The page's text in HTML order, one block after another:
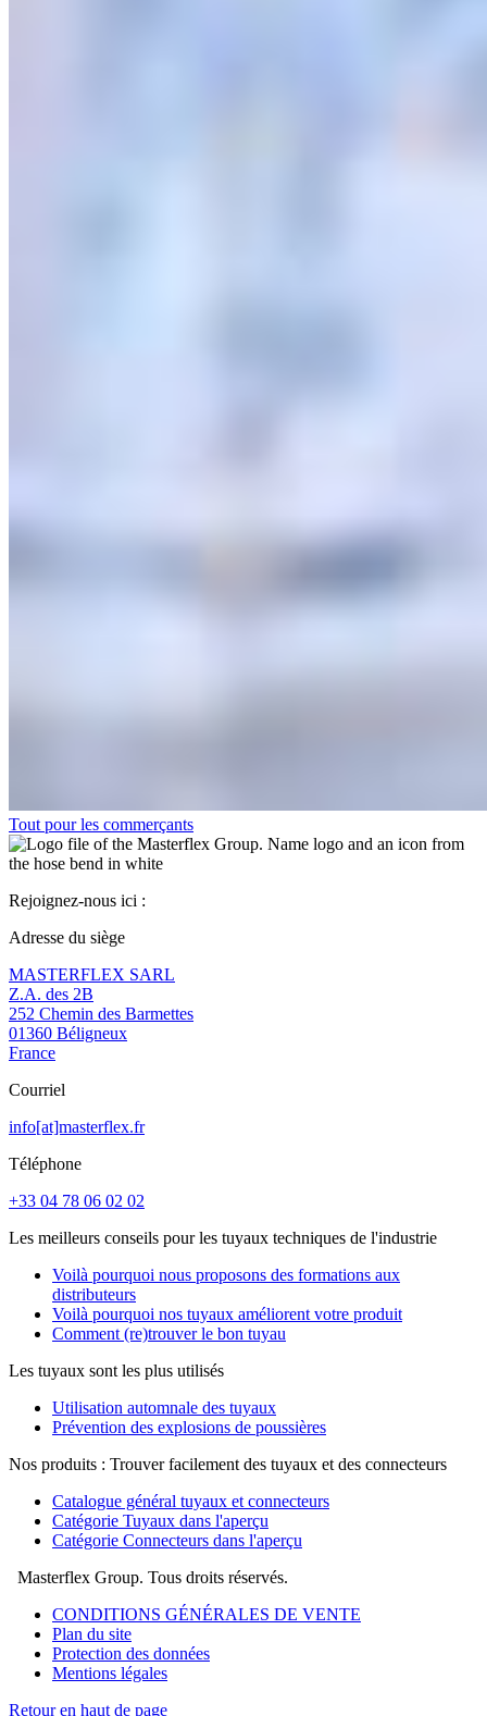
Tout pour les commerçants
Rejoignez-nous ici :
Adresse du siège
MASTERFLEX SARL
Z.A. des 2B
252 Chemin des Barmettes
01360 Béligneux
France
Courriel
info[at]masterflex.fr
Téléphone
+33 04 78 06 02 02
Les meilleurs conseils pour les tuyaux techniques de l'industrie
Voilà pourquoi nous proposons des formations aux
distributeurs
Voilà pourquoi nos tuyaux améliorent votre produit
Comment (re)trouver le bon tuyau
Les tuyaux sont les plus utilisés
Utilisation automnale des tuyaux
Prévention des explosions de poussières
Nos produits : Trouver facilement des tuyaux et des connecteurs
Catalogue général tuyaux et connecteurs
Catégorie Tuyaux dans l'aperçu
Catégorie Connecteurs dans l'aperçu
Masterflex Group. Tous droits réservés.
CONDITIONS GÉNÉRALES DE VENTE
Plan du site
Protection des données
Mentions légales
Retour en haut de page